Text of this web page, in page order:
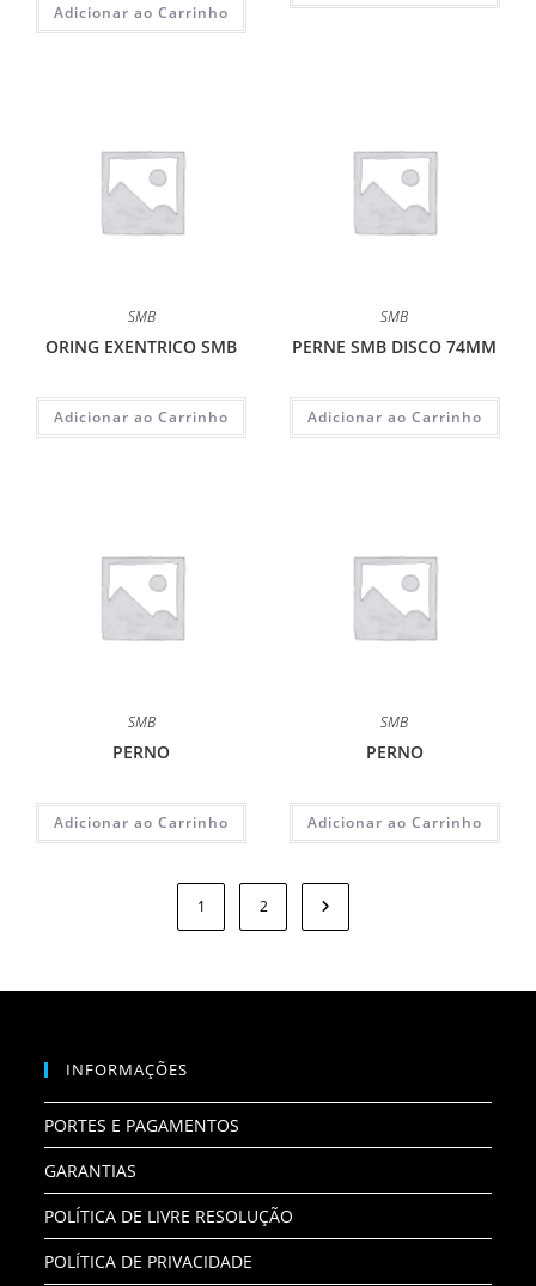
Adicionar ao Carrinho
SMB
ORING EXENTRICO SMB
Adicionar ao Carrinho
SMB
PERNE SMB DISCO 74MM
Adicionar ao Carrinho
SMB
PERNO
Adicionar ao Carrinho
SMB
PERNO
Adicionar ao Carrinho
1 2
INFORMAÇÕES
PORTES E PAGAMENTOS
GARANTIAS
POLÍTICA DE LIVRE RESOLUÇÃO
POLÍTICA DE PRIVACIDADE